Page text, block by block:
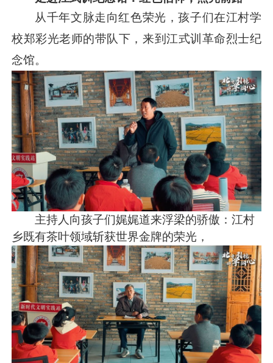
从千年文脉走向红色荣光，孩子们在江村学
校郑彩光老师的带队下，来到江式训革命烈士纪
念馆。
主持人向孩子们娓娓道来浮梁的骄傲：江村
乡既有茶叶领域斩获世界金牌的荣光，